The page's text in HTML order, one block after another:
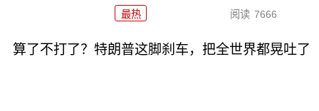
最热 阅读 7666
算了不打了？特朗普这脚刹车，把全世界都晃吐了